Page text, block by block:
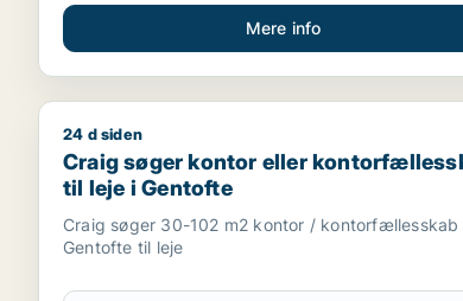
Mere info
Craig søger kontor eller kontorfællesskab
24 d siden
Craig søger kontor eller
til leje i Gentofte
Craig søger 30-102 m2 kontor / kontorfællesskab
Gentofte til leje